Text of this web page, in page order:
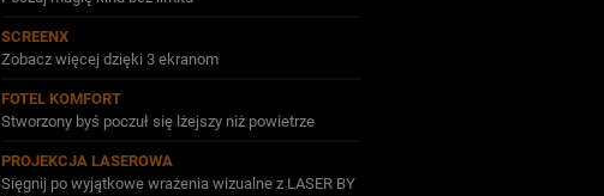
SCREENX
Zobacz więcej dzięki 3 ekranom
FOTEL KOMFORT
Stworzony byś poczuł się lżejszy niż powietrze
PROJEKCJA LASEROWA
Sięgnij po wyjątkowe wrażenia wizualne z LASER BY